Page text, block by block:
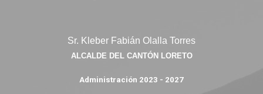
Sr. Kleber Fabián Olalla Torres
ALCALDE DEL CANTÓN LORETO
Administración 2023 - 2027